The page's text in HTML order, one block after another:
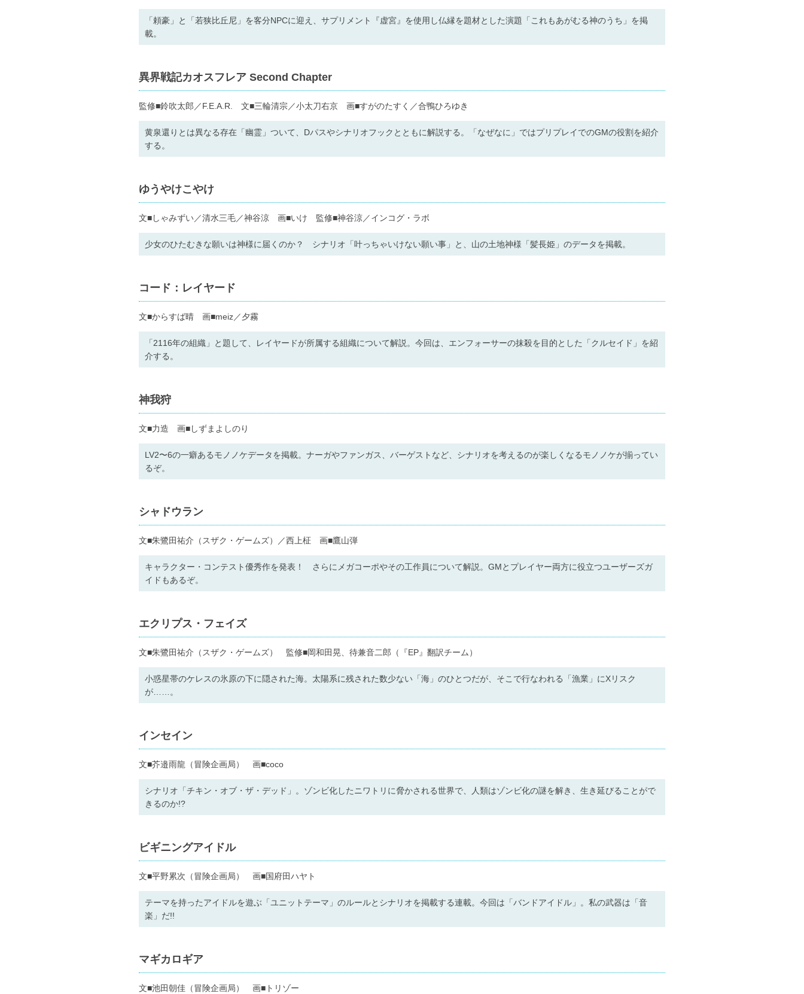
「頼豪」と「若狭比丘尼」を客分NPCに迎え、サプリメント『虚宮』を使用し仏縁を題材とした演題「これもあがむる神のうち」を掲
載。
異界戦記カオスフレア Second Chapter
監修■鈴吹太郎／F.E.A.R. 文■三輪清宗／小太刀右京 画■すがのたすく／合鴨ひろゆき
黄泉還りとは異なる存在「幽霊」ついて、Dパスやシナリオフックとともに解説する。「なぜなに」ではプリプレイでのGMの役割を紹介
する。
ゆうやけこやけ
文■しゃみずい／清水三毛／神谷涼 画■いけ 監修■神谷涼／インコグ・ラボ
少女のひたむきな願いは神様に届くのか？ シナリオ「叶っちゃいけない願い事」と、山の土地神様「髪長姫」のデータを掲載。
コード：レイヤード
文■からすば晴 画■meiz／夕霧
「2116年の組織」と題して、レイヤードが所属する組織について解説。今回は、エンフォーサーの抹殺を目的とした「クルセイド」を紹
介する。
神我狩
文■力造 画■しずまよしのり
LV2〜6の一癖あるモノノケデータを掲載。ナーガやファンガス、バーゲストなど、シナリオを考えるのが楽しくなるモノノケが揃ってい
るぞ。
シャドウラン
文■朱鷺田祐介（スザク・ゲームズ）／西上柾 画■鷹山弾
キャラクター・コンテスト優秀作を発表！ さらにメガコーポやその工作員について解説。GMとプレイヤー両方に役立つユーザーズガ
イドもあるぞ。
エクリプス・フェイズ
文■朱鷺田祐介（スザク・ゲームズ） 監修■岡和田晃、待兼音二郎（『EP』翻訳チーム）
小惑星帯のケレスの氷原の下に隠された海。太陽系に残された数少ない「海」のひとつだが、そこで行なわれる「漁業」にXリスク
が……。
インセイン
文■芥邉雨龍（冒険企画局） 画■coco
シナリオ「チキン・オブ・ザ・デッド」。ゾンビ化したニワトリに脅かされる世界で、人類はゾンビ化の謎を解き、生き延びることがで
きるのか!?
ビギニングアイドル
文■平野累次（冒険企画局） 画■国府田ハヤト
テーマを持ったアイドルを遊ぶ「ユニットテーマ」のルールとシナリオを掲載する連載。今回は「バンドアイドル」。私の武器は「音
楽」だ!!
マギカロギア
文■池田朝佳（冒険企画局） 画■トリゾー